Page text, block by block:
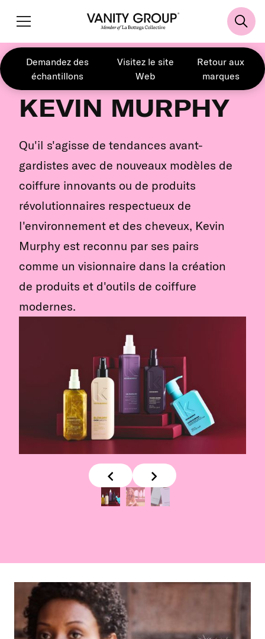
Demandez des
échantillons
Visitez le site
Web
Retour aux
marques
KEVIN MURPHY
Qu'il s'agisse de tendances avant-
gardistes avec de nouveaux modèles de
coiffure innovants ou de produits
révolutionnaires respectueux de
l'environnement et des cheveux, Kevin
Murphy est reconnu par ses pairs
comme un visionnaire dans la création
de produits et d'outils de coiffure
modernes.